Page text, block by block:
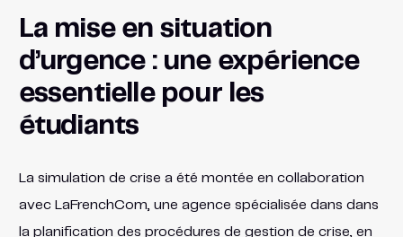
La mise en situation
d’urgence : une expérience
essentielle pour les
étudiants
La simulation de crise a été montée en collaboration
avec LaFrenchCom, une agence spécialisée dans dans
la planification des procédures de gestion de crise, en